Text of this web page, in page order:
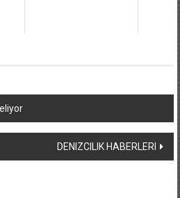
DENIZCILIK HABERLERI